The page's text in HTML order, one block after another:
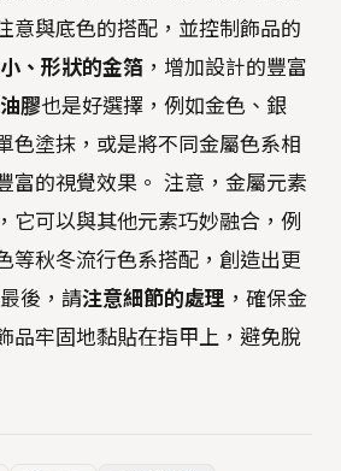
意與底色的搭配，並控制飾品的
、形狀的金箔 ，增加設計的豐富
膠也是好選擇，例如金色、銀
色塗抹，或是將不同金屬色系相
富的視覺效果。 注意，金屬元素
它可以與其他元素巧妙融合，例
等秋冬流行色系搭配，創造出更
後，請注意細節的處理 ，確保金
品牢固地黏貼在指甲上，避免脫